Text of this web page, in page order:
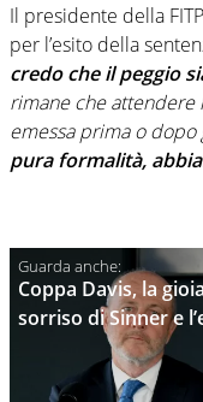
Il presidente della
per l’esito della
credo che il peggio
rimane che attendere
emessa prima o dopo
pura formalità,
Coppa Davis, la
sorriso di Sinner e